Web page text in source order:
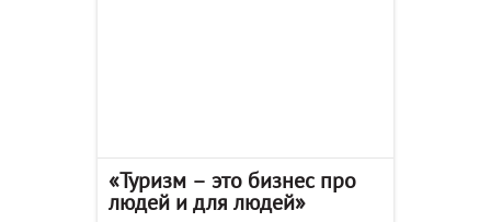
«Туризм – это бизнес про
людей и для людей»